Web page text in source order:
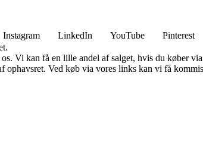
Instagram LinkedIn YouTube Pinterest
Vi kan få en lille andel af salget, hvis du køber
ophavsret. Ved køb via vores links kan vi få